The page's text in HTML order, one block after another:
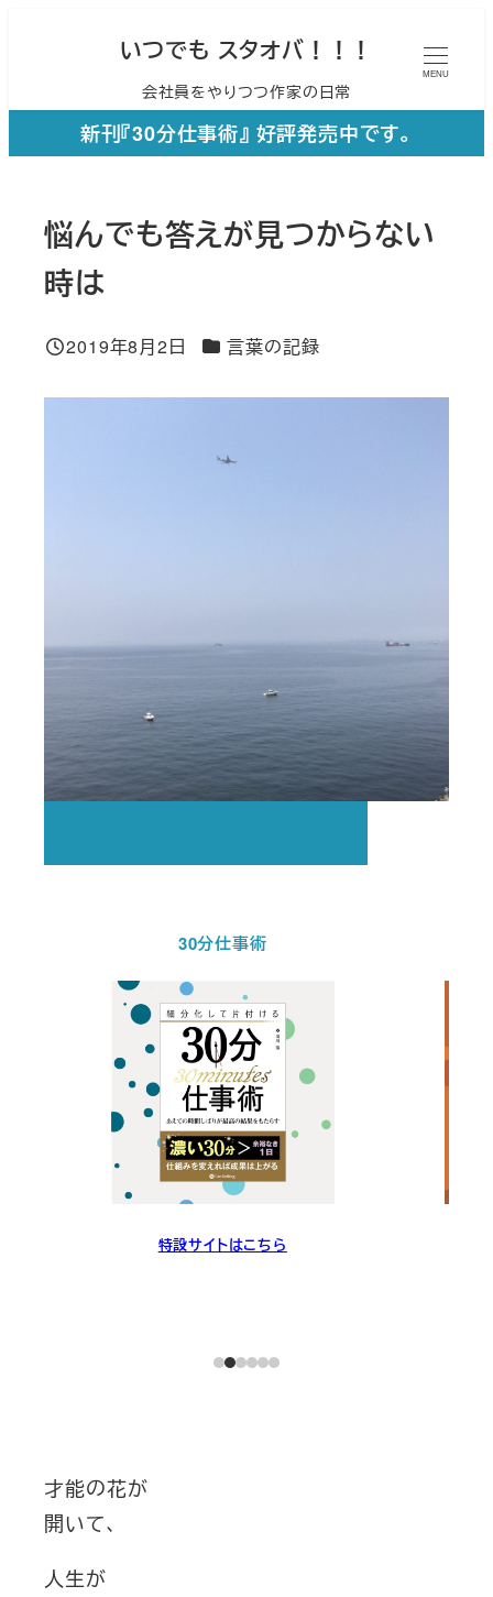
ン
いつでも スタオバ！！！
会社員をやりつつ作家の日常
MENU
新刊『30分仕事術』 好評発売中です。
悩んでも答えが見つからない
時は
投稿日
2019年8月2日 カテゴリー
言葉の記録
30分仕事術
特設サイトはこちら
才能の花が
開いて、
人生が